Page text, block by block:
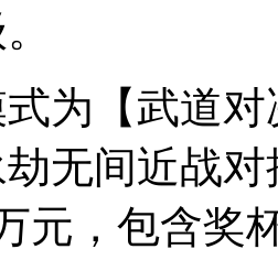
为【武道
无间近战
元，包含奖